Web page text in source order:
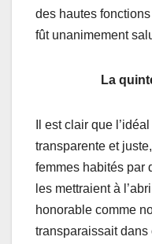
des hautes
fût unanimement
La
Il est clair que
transparente et
femmes habités par
les mettraient à
honorable comme
transparaissait